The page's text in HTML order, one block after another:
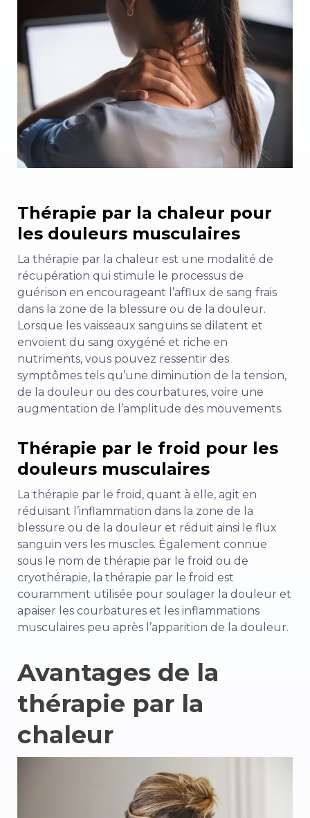
Thérapie par la chaleur pour
les douleurs musculaires
La thérapie par la chaleur est une modalité de
récupération qui stimule le processus de
guérison en encourageant l’afflux de sang frais
dans la zone de la blessure ou de la douleur.
Lorsque les vaisseaux sanguins se dilatent et
envoient du sang oxygéné et riche en
nutriments, vous pouvez ressentir des
symptômes tels qu’une diminution de la tension,
de la douleur ou des courbatures, voire une
augmentation de l’amplitude des mouvements.
Thérapie par le froid pour les
douleurs musculaires
La thérapie par le froid, quant à elle, agit en
réduisant l’inflammation dans la zone de la
blessure ou de la douleur et réduit ainsi le flux
sanguin vers les muscles. Également connue
sous le nom de thérapie par le froid ou de
cryothérapie, la thérapie par le froid est
couramment utilisée pour soulager la douleur et
apaiser les courbatures et les inflammations
musculaires peu après l’apparition de la douleur.
Avantages de la
thérapie par la
chaleur